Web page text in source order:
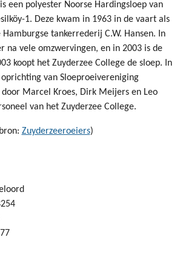
een polyester Noorse Hardingsloep van
1. Deze kwam in 1963 in de vaart als
tankerrederij C.W. Hansen. In
na vele omzwervingen, en in 2003 is de
koopt het Zuyderzee College de sloep. In
van Sloeproeivereniging
Marcel Kroes, Dirk Meijers en Leo
van het Zuyderzee College.
Zuyderzeeroeiers)